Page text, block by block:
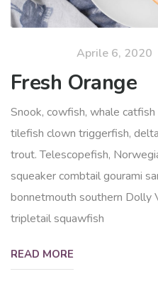
Aprile 6, 2020
Fresh Orange
Snook, cowfish, whale
tilefish clown triggerfish,
trout. Telescopefish,
squeaker combtail gourami
bonnetmouth southern Dolly
tripletail squawfish
READ MORE